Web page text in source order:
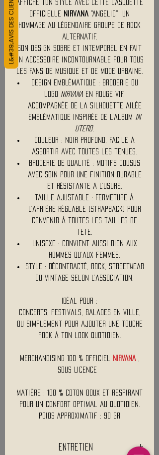
Affiche ton style avec cette casquette
officielle
Nirvana "Angelic", un
hommage au légendaire groupe de rock
alternatif.
Son design sobre et intemporel en fait
un accessoire incontournable pour tous
les fans de musique et de mode urbaine.
Design emblématique : Broderie du
logo NIRVANA en rouge vif,
accompagnée de la silhouette ailée
emblématique inspirée de l’album
In
Utero.
Couleur : Noir profond, facile à
assortir avec toutes les tenues.
Broderie de qualité : Motifs cousus
avec soin pour une finition durable
et résistante à l’usure.
Taille ajustable : Fermeture à
l’arrière réglable (strapback) pour
convenir à toutes les tailles de
tête.
Unisexe : Convient aussi bien aux
hommes qu’aux femmes.
Style : Décontracté, rock, streetwear
ou vintage selon l’association.
Idéal pour :
Concerts, festivals, balades en ville,
ou simplement pour ajouter une touche
rock à ton look quotidien.
Merchandising 100 % Officiel NIRVANA,
Sous Licence
Matière : 100 % Coton doux et respirant
pour un confort optimal au quotidien.
Poids Approximatif : 90 Gr
Entretien
L&#39;AVIS DES CLIENTS